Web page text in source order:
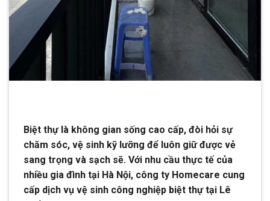
Biệt thự là không gian sống cao cấp, đòi hỏi sự
chăm sóc, vệ sinh kỹ lưỡng để luôn giữ được vẻ
sang trọng và sạch sẽ. Với nhu cầu thực tế của
nhiều gia đình tại Hà Nội, công ty Homecare cung
cấp dịch vụ vệ sinh công nghiệp biệt thự tại Lê